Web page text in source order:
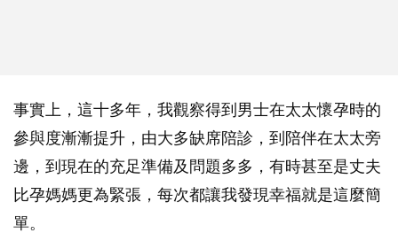
事實上，這十多年，我觀察得到男士在太太懷孕時的
參與度漸漸提升，由大多缺席陪診，到陪伴在太太旁
邊，到現在的充足準備及問題多多，有時甚至是丈夫
比孕媽媽更為緊張，每次都讓我發現幸福就是這麼簡
單。